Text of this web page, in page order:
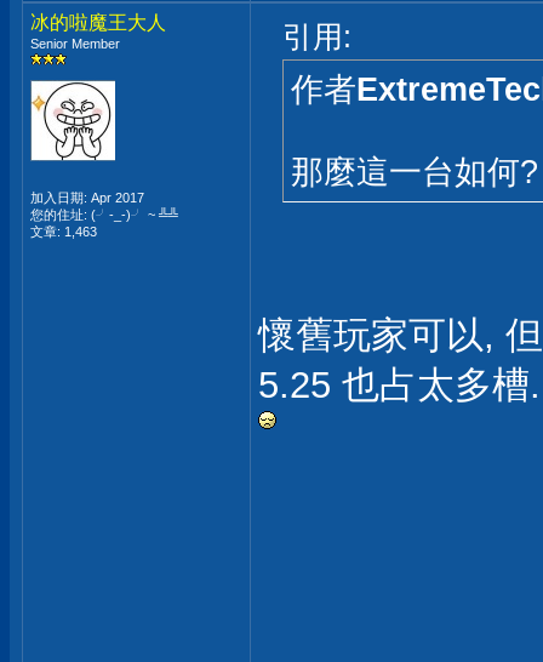
冰的啦魔王大人
Senior Member
加入日期: Apr 2017
您的住址: (╯-_-)╯ ~ ╩╩
文章: 1,463
引用:
作者
那麼這一台如何?
懷舊玩家可以,
5.25 也占太多槽.